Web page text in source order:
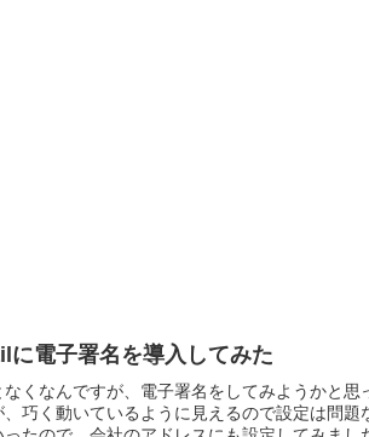
に電子署名を導入してみた
なくなんですが、電子署名をしてみようかと
、巧く動いているように見えるので設定は問